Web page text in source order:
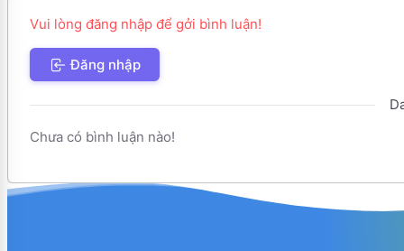
Vui lòng đăng nhập để gởi bình luận!
Đăng nhập
Chưa có bình luận nào!